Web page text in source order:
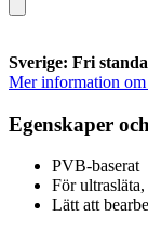
Sverige: Fri
Mer information
Egenskaper
PVB-baserat
För
Lätt att